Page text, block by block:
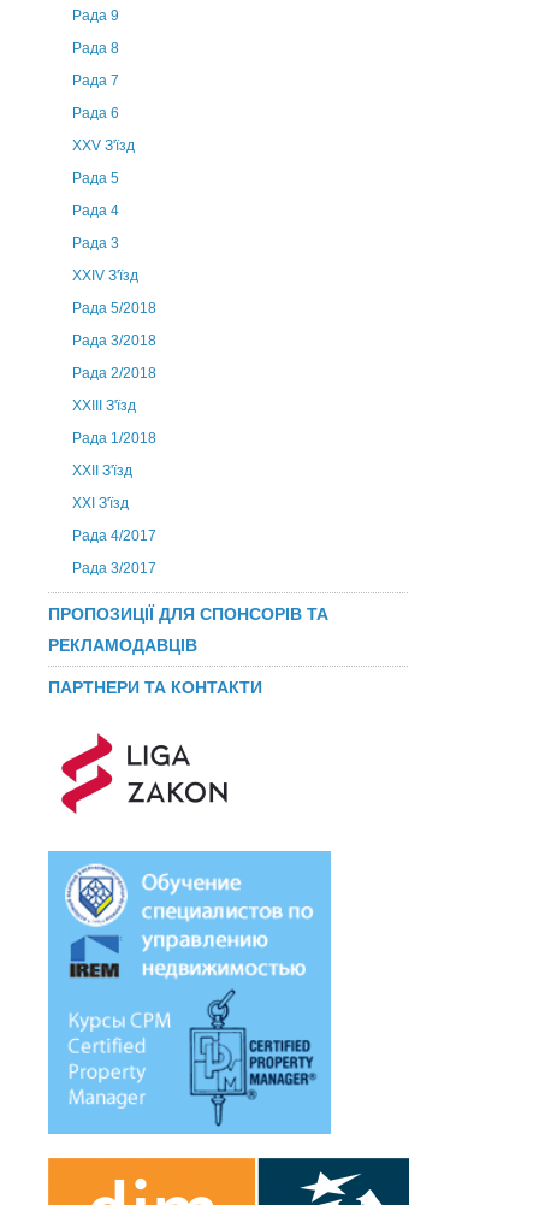
Рада 9
Рада 8
Рада 7
Рада 6
XXV З'їзд
Рада 5
Рада 4
Рада 3
ХХIV З'їзд
Рада 5/2018
Рада 3/2018
Рада 2/2018
XXIII З'їзд
Рада 1/2018
ХХІІ З'їзд
XXI З'їзд
Рада 4/2017
Рада 3/2017
ПРОПОЗИЦІЇ ДЛЯ СПОНСОРІВ ТА
РЕКЛАМОДАВЦІВ
ПАРТНЕРИ ТА КОНТАКТИ